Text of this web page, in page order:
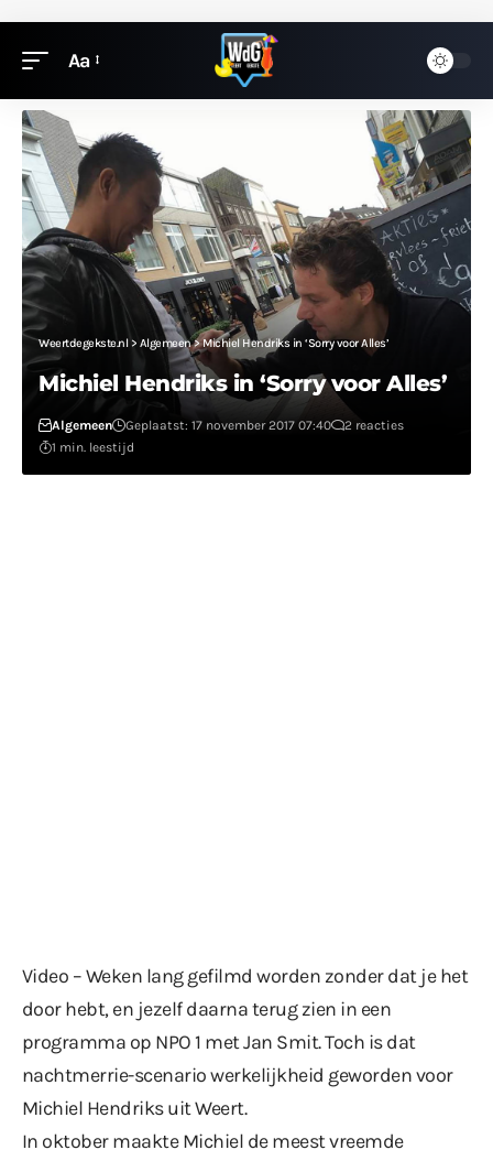
Aa
Weertdegekste.nl> Algemeen>Michiel Hendriks in ‘Sorry voor Alles’
Michiel Hendriks in ‘Sorry voor Alles’
Algemeen Geplaatst: 17 november 2017 07:40
2 reacties
1 min. leestijd
Video – Weken lang gefilmd worden zonder dat je het
door hebt, en jezelf daarna terug zien in een
programma op NPO 1 met Jan Smit. Toch is dat
nachtmerrie-scenario werkelijkheid geworden voor
Michiel Hendriks uit Weert.
In oktober maakte Michiel de meest vreemde